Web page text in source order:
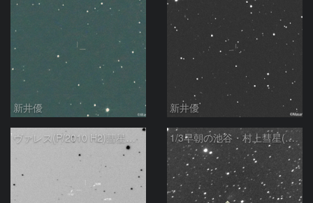
新井優 新井優
ヴァレス(P/2010 H2)彗星の予報位置 1/3早朝の池谷・村上彗星(P/2010 V1)